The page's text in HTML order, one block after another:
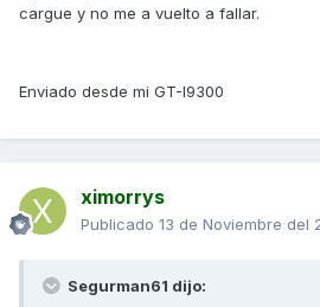
cargue y no me a vuelto a fallar.
Enviado desde mi GT-I9300
ximorrys
Publicado 13 de Noviembre del
Segurman61 dijo: